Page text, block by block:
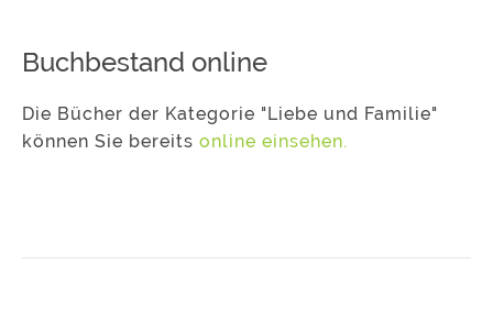
Buchbestand online
Die Bücher der Kategorie "Liebe und Familie"
können Sie bereits online einsehen.